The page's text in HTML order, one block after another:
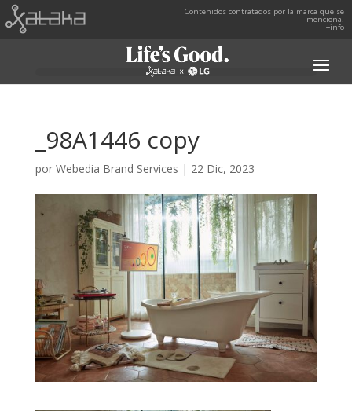
Contenidos contratados por la marca que se
menciona.
+info
_98A1446 copy
por Webedia Brand Services | 22 Dic, 2023